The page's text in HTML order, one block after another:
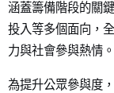
涵蓋籌備階段的關
投入等多個面向，
力與社會參與熱情。
為提升公眾參與度